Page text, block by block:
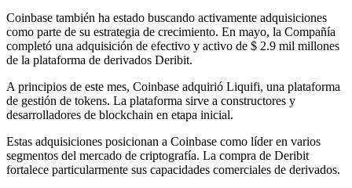
Coinbase también ha estado buscando activamente adquisiciones
como parte de su estrategia de crecimiento. En mayo, la Compañía
completó una adquisición de efectivo y activo de $ 2.9 mil millones
de la plataforma de derivados Deribit.
A principios de este mes, Coinbase adquirió Liquifi, una plataforma
de gestión de tokens. La plataforma sirve a constructores y
desarrolladores de blockchain en etapa inicial.
Estas adquisiciones posicionan a Coinbase como líder en varios
segmentos del mercado de criptografía. La compra de Deribit
fortalece particularmente sus capacidades comerciales de derivados.